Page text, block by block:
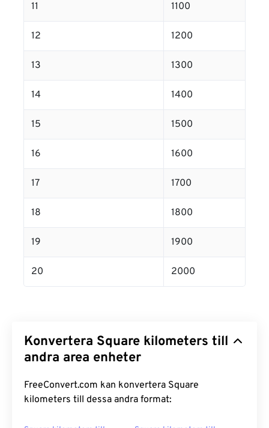
11 1100
12 1200
13 1300
14 1400
15 1500
16 1600
17 1700
18 1800
19 1900
20 2000
Konvertera Square kilometers till
andra area enheter
FreeConvert.com kan konvertera Square
kilometers till dessa andra format: